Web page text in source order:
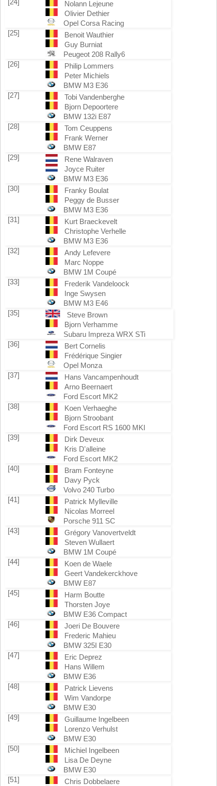
[24]
Nolann Lejeune
Olivier Dethier
Opel Corsa Racing
[25]
Benoit Wauthier
Guy Burniat
Peugeot 208 Rally6
[26]
Philip Lommers
Peter Michiels
BMW M3 E36
[27]
Tobi Vandenberghe
Bjorn Depoortere
BMW 132i E87
[28]
Tom Ceuppens
Frank Werner
BMW E87
[29]
Rene Walraven
Joyce Ruiter
BMW M3 E36
[30]
Franky Boulat
Peggy de Busser
BMW M3 E36
[31]
Kurt Braeckevelt
Christophe Verhelle
BMW M3 E36
[32]
Andy Lefevere
Marc Noppe
BMW 1M Coupé
[33]
Frederik Vandeloock
Inge Swysen
BMW M3 E46
[35]
Steve Brown
Bjorn Verhamme
Subaru Impreza WRX STi
[36]
Bert Cornelis
Frédérique Singier
Opel Monza
[37]
Hans Vancampenhoudt
Arno Beernaert
Ford Escort MK2
[38]
Koen Verhaeghe
Bjorn Stroobant
Ford Escort RS 1600 MKI
[39]
Dirk Deveux
Kris D'alleine
Ford Escort MK2
[40]
Bram Fonteyne
Davy Pyck
Volvo 240 Turbo
[41]
Patrick Mylleville
Nicolas Morreel
Porsche 911 SC
[43]
Grégory Vanovertveldt
Steven Wullaert
BMW 1M Coupé
[44]
Koen de Waele
Geert Vandekerckhove
BMW E87
[45]
Harm Boutte
Thorsten Joye
BMW E36 Compact
[46]
Joeri De Bouvere
Frederic Mahieu
BMW 325I E30
[47]
Eric Deprez
Hans Willem
BMW E36
[48]
Patrick Lievens
Wim Vandorpe
BMW E30
[49]
Guillaume Ingelbeen
Lorenzo Verhulst
BMW E30
[50]
Michiel Ingelbeen
Lisa De Deyne
BMW E30
[51]
Chris Dobbelaere